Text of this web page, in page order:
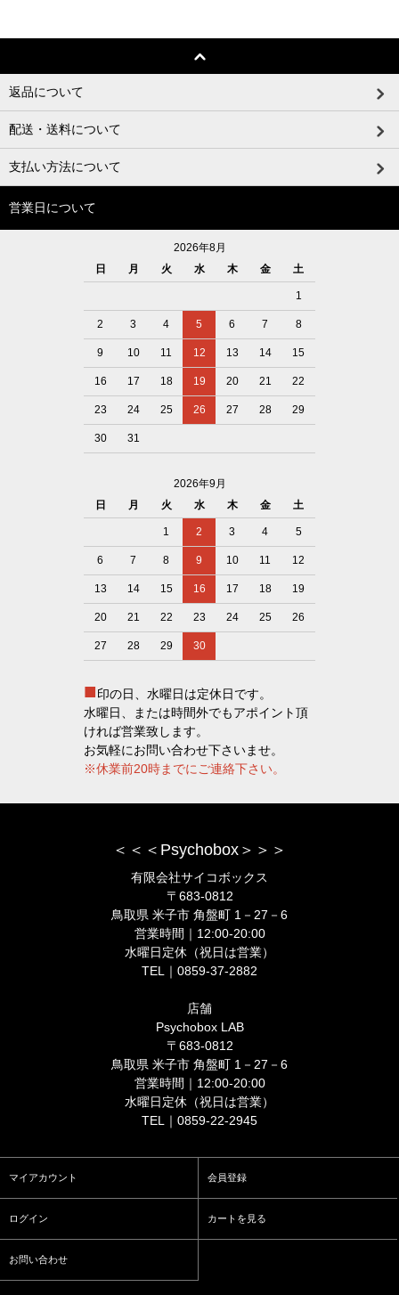
返品について
配送・送料について
支払い方法について
営業日について
2026年8月
日
月 火 水 木 金 土
1
2 3 4 5 6 7 8
9 10 11 12 13 14 15
16 17 18 19 20 21 22
23 24 25 26 27 28 29
30 31
2026年9月
日
月 火 水 木 金 土
1 2 3 4 5
6 7 8 9 10 11 12
13 14 15 16 17 18 19
20 21 22 23 24 25 26
27 28 29 30
■印の日、水曜日は定休日です。
水曜日、または時間外でもアポイント頂
ければ営業致します。
お気軽にお問い合わせ下さいませ。
※休業前20時までにご連絡下さい。
＜＜＜Psychobox＞＞＞
有限会社サイコボックス
〒683-0812
鳥取県 米子市 角盤町 1－27－6
営業時間｜12:00-20:00
水曜日定休（祝日は営業）
TEL｜0859-37-2882
店舗
Psychobox LAB
〒683-0812
鳥取県 米子市 角盤町 1－27－6
営業時間｜12:00-20:00
水曜日定休（祝日は営業）
TEL｜0859-22-2945
マイアカウント 会員登録
ログイン カートを見る
お問い合わせ